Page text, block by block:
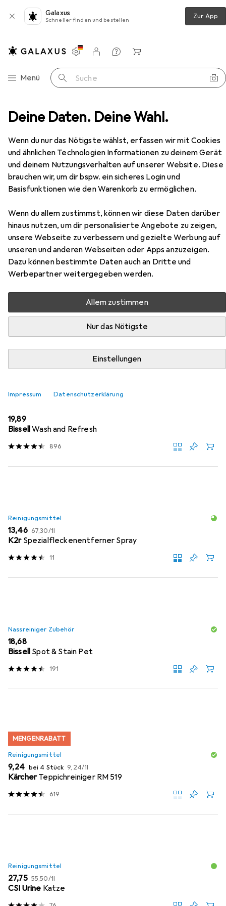
Deine Daten. Deine Wahl.
Wenn du nur das Nötigste wählst, erfassen wir mit Cookies
und ähnlichen Technologien Informationen zu deinem Gerät
und deinem Nutzungsverhalten auf unserer Website. Diese
brauchen wir, um dir bspw. ein sicheres Login und
Basisfunktionen wie den Warenkorb zu ermöglichen.
Wenn du allem zustimmst, können wir diese Daten darüber
hinaus nutzen, um dir personalisierte Angebote zu zeigen,
unsere Webseite zu verbessern und gezielte Werbung auf
unseren und anderen Webseiten oder Apps anzuzeigen.
Dazu können bestimmte Daten auch an Dritte und
Werbepartner weitergegeben werden.
Allem zustimmen
Nur das Nötigste
Einstellungen
Impressum Datenschutzerklärung
Galaxus
Schneller finden und bestellen Zur App
Navigation nach Kategorien
Menü Suche
Einstellungen
Kundenkonto
Vergleichslisten
Merklisten
Warenkorb
Snapstyle Hochflor Velours Teppich Luna Rund
EUR
44,90
SnapstyleHochflor Velours Teppich
Luna Rund
Velours Teppich Luna Rund
Hier findest du passendes Zubehör zum Produkt
Snapstyle Hochflor Velours Teppich Luna Rund aus den
Kategorien Nassreiniger Zubehör, Reinigungsmittel und
Waschmittel + Textilpflege.
Beliebt Nassreiniger Zubehör Reinigungsmittel
EUR
19,89
BissellWash and Refresh
896
Reinigungsmittel
EUR
13,46 EUR
67,30/1l
K2r Spezialfleckenentferner Spray
11
Nassreiniger Zubehör
EUR
18,68
Bissell Spot & Stain Pet
191
MENGENRABATT
Reinigungsmittel
EUR
9,24 bei 4 Stück EUR
9,24/1l
KärcherTeppichreiniger RM 519
619
Reinigungsmittel
EUR
27,75 EUR
55,50/1l
CSI Urine Katze